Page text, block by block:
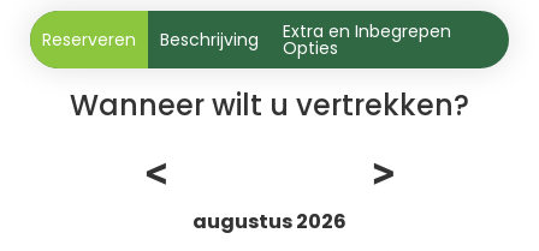
Reserveren Beschrijving Extra en Inbegrepen
Opties
Wanneer wilt u vertrekken?
< >
augustus 2026